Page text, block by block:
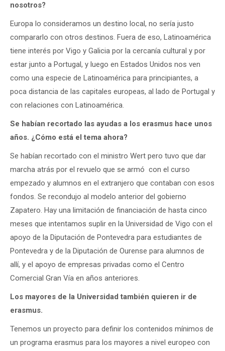
nosotros?
Europa lo consideramos un destino local, no sería justo
compararlo con otros destinos. Fuera de eso, Latinoamérica
tiene interés por Vigo y Galicia por la cercanía cultural y por
estar junto a Portugal, y luego en Estados Unidos nos ven
como una especie de Latinoamérica para principiantes, a
poca distancia de las capitales europeas, al lado de Portugal y
con relaciones con Latinoamérica.
Se habían recortado las ayudas a los erasmus hace unos
años. ¿Cómo está el tema ahora?
Se habían recortado con el ministro Wert pero tuvo que dar
marcha atrás por el revuelo que se armó con el curso
empezado y alumnos en el extranjero que contaban con esos
fondos. Se recondujo al modelo anterior del gobierno
Zapatero. Hay una limitación de financiación de hasta cinco
meses que intentamos suplir en la Universidad de Vigo con el
apoyo de la Diputación de Pontevedra para estudiantes de
Pontevedra y de la Diputación de Ourense para alumnos de
allí, y el apoyo de empresas privadas como el Centro
Comercial Gran Vía en años anteriores.
Los mayores de la Universidad también quieren ir de
erasmus.
Tenemos un proyecto para definir los contenidos mínimos de
un programa erasmus para los mayores a nivel europeo con